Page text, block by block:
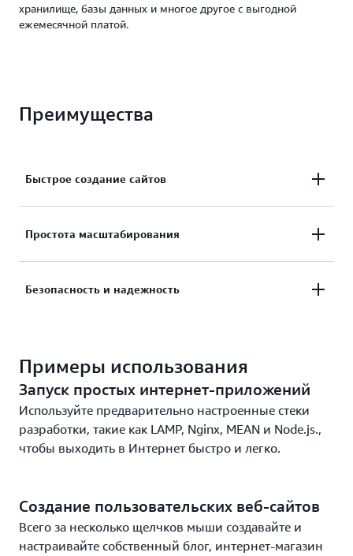
хранилище, базы данных и многое другое с выгодной
ежемесячной платой.
Преимущества
Быстрое создание сайтов
Создавайте веб-сайт или приложение всего за
Простота масштабирования
С легкостью увеличивайте масштаб по мере
Безопасность и надежность
лидирующей мировой облачной платформы.
Примеры использования
Запуск простых интернет-приложений
Используйте предварительно настроенные стеки
разработки, такие как LAMP, Nginx, MEAN и Node.js.,
чтобы выходить в Интернет быстро и легко.
Создание пользовательских веб-сайтов
Всего за несколько щелчков мыши создавайте и
настраивайте собственный блог, интернет-магазин